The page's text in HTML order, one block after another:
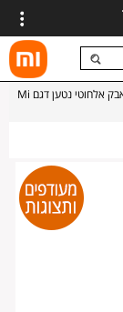
שואב אבק אלחוטי נטען דגם Mi